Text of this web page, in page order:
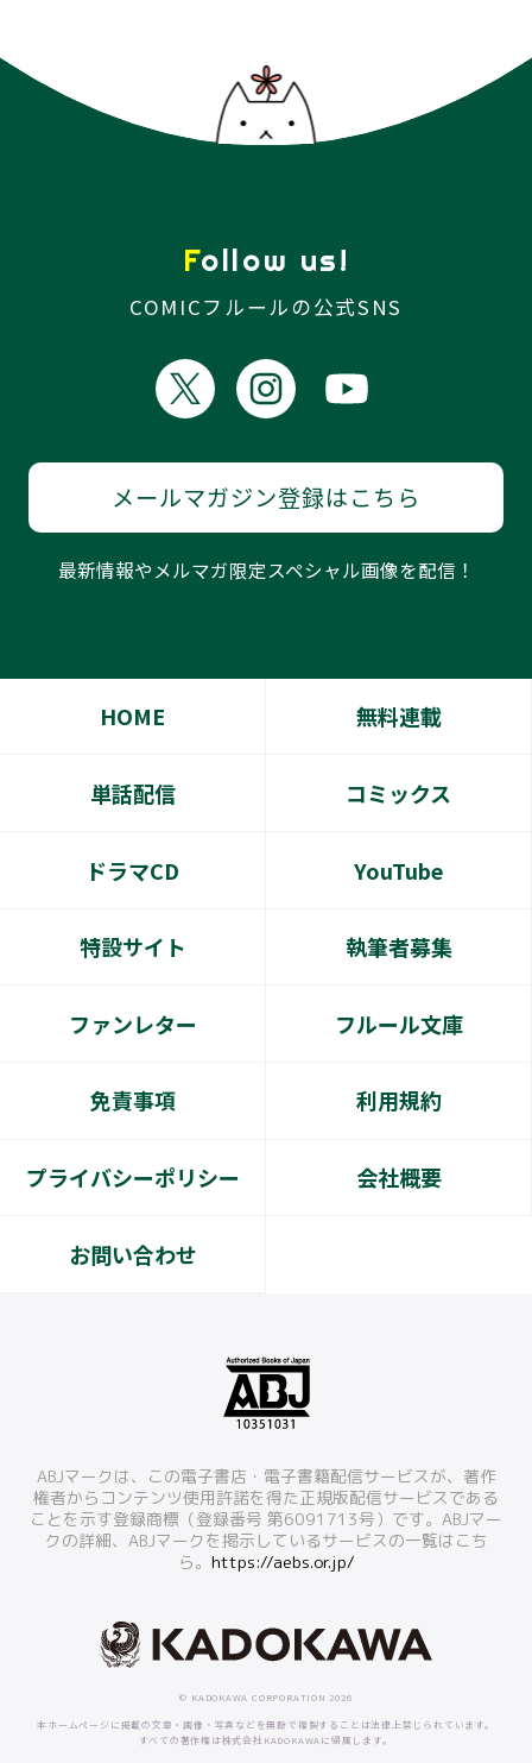
Follow us!
COMICフルールの公式SNS
メールマガジン登録はこちら
最新情報やメルマガ限定スペシャル画像を配信！
HOME 無料連載
単話配信 コミックス
ドラマCD YouTube
特設サイト 執筆者募集
ファンレター フルール文庫
免責事項 利用規約
プライバシーポリシー 会社概要
お問い合わせ
ABJマークは、この電子書店・電子書籍配信サービスが、著作
権者からコンテンツ使用許諾を得た正規版配信サービスである
ことを示す登録商標（登録番号 第6091713号）です。ABJマー
クの詳細、ABJマークを掲示しているサービスの一覧はこち
ら。 https://aebs.or.jp/
© KADOKAWA CORPORATION 2026
本ホームページに掲載の文章・画像・写真などを無断で複製することは法律上禁じられています。
すべての著作権は株式会社KADOKAWAに帰属します。